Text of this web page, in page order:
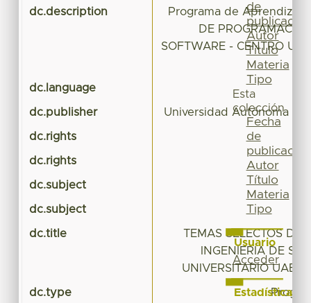
dc.description
Programa de Aprendizaje
DE
SOFTWARE - CENTRO
dc.language
dc.publisher Universidad Autónoma
dc.rights
dc.rights
dc.subject
dc.subject
dc.title
TEMAS SELECTOS DE
INGENIERÍA DE
UNIVERSITARIO UAEM
dc.type
de
publicación
Autor
Título
Materia
Tipo
Esta
colección
Fecha
de
publicación
Autor
Título
Materia
Tipo
Usuario
Acceder
Estadísticas